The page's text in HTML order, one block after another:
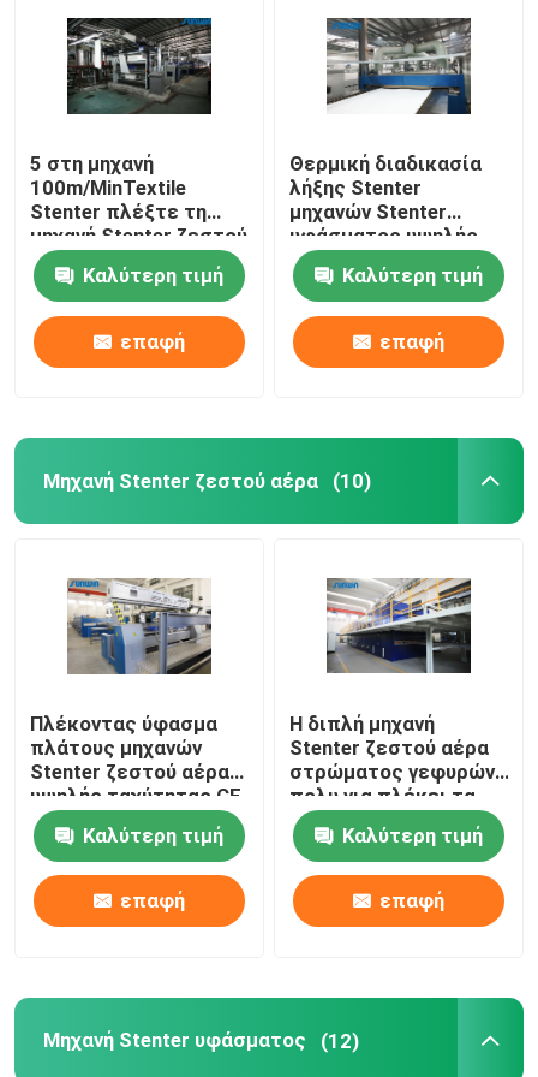
Περίπου εμείς
Γύρος εργοστασίων
Μας ελάτε σε επαφή με
Ζητήστε ένα απόσπασμα
υφαντική μηχανή stenter
5 στη μηχανή
100m/MinTextile
Stenter πλέξτε τη
μηχανή Stenter ζεστού
αέρα ατμού τύπων
Καλύτερη τιμή
επαφή
Θερμική διαδικασία
λήξης Stenter
μηχανών Stenter
υφάσματος υψηλής
ταχύτητας
πετρελαίου
πολυεστέρα
Καλύτερη τιμή
επαφή
Μηχανή Stenter ζεστού αέρα (10)
Πλέκοντας ύφασμα
πλάτους μηχανών
Stenter ζεστού αέρα
υψηλής ταχύτητας CE
που τελειώνει
2400mmΚαλύτερη τιμή
επαφή
Η διπλή μηχανή
Stenter ζεστού αέρα
στρώματος γεφυρών
πολυ για πλέκει τα
υφαμένα υφάσματα
Καλύτερη τιμή
επαφή
Μηχανή Stenter υφάσματος (12)